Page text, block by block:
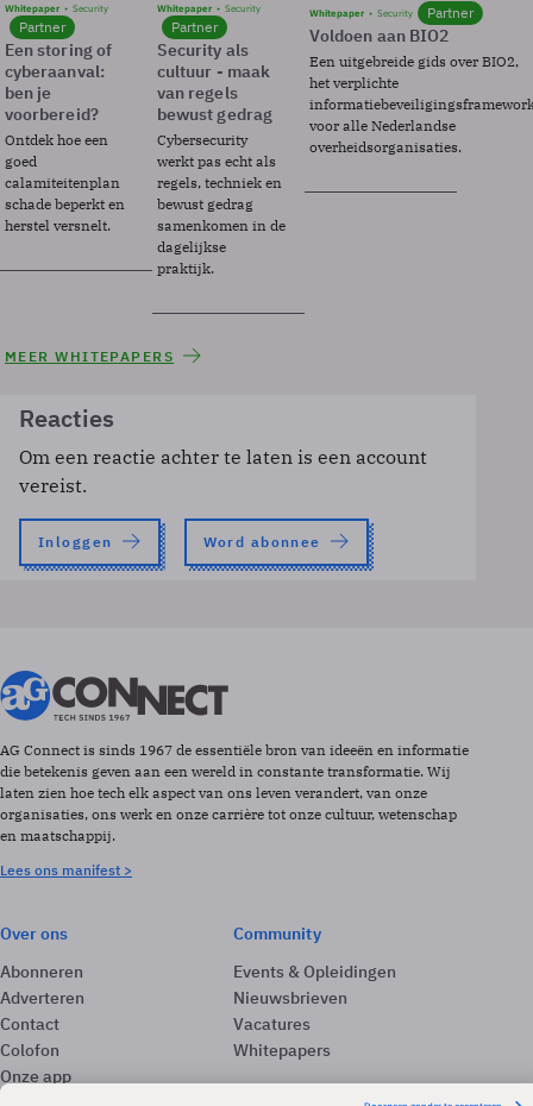
Whitepaper Security
Partner
Een storing of
cyberaanval:
ben je
voorbereid?
Ontdek hoe een
goed
calamiteitenplan
schade beperkt en
herstel versnelt.
Whitepaper Security
Partner
Security als
cultuur - maak
van regels
bewust gedrag
Cybersecurity
werkt pas echt als
regels, techniek en
bewust gedrag
samenkomen in de
dagelijkse
praktijk.
Whitepaper Security Partner
Voldoen aan BIO2
Een uitgebreide gids over BIO2,
het verplichte
voor alle Nederlandse
overheidsorganisaties.
MEER WHITEPAPERS
Reacties
Om een reactie achter te laten is een account
vereist.
Inloggen Word abonnee
AG Connect is sinds 1967 de essentiële bron van ideeën en informatie
die betekenis geven aan een wereld in constante transformatie. Wij
laten zien hoe tech elk aspect van ons leven verandert, van onze
organisaties, ons werk en onze carrière tot onze cultuur, wetenschap
en maatschappij.
Lees ons manifest >
Over ons
Abonneren
Adverteren
Contact
Colofon
Onze app
Community
Events & Opleidingen
Nieuwsbrieven
Vacatures
Whitepapers